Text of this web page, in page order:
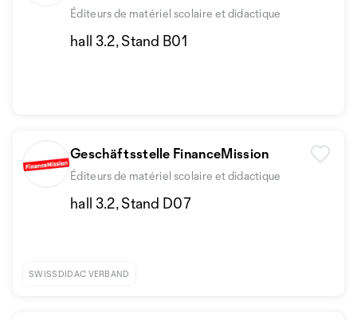
Éditeurs de matériel scolaire et didactique
hall 3.2, Stand B01
Geschäftsstelle FinanceMission
Éditeurs de matériel scolaire et didactique
hall 3.2, Stand D07
SWISSDIDAC VERBAND